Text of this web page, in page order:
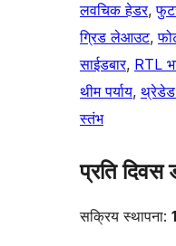
लवचिक हेडर,
ग्रिड लेआउट,
साईडबार, RTL
थीम पर्याय,
स्तंभ
प्रति दिवस
सक्रिय स्थापना: